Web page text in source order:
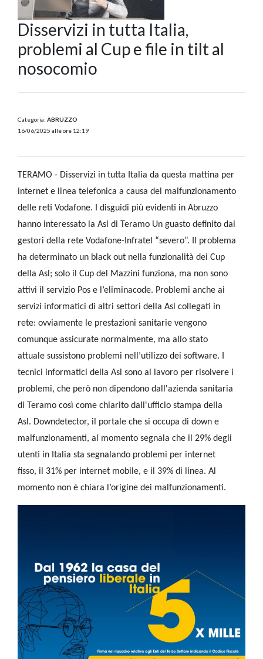
Disservizi in tutta Italia,
problemi al Cup e file in tilt al
nosocomio
Categoria: ABRUZZO
16/06/2025 alle ore 12:19
TERAMO - Disservizi in tutta Italia da questa mattina per
internet e linea telefonica a causa del malfunzionamento
delle reti Vodafone. I disguidi più evidenti in Abruzzo
hanno interessato la Asl di Teramo Un guasto definito dai
gestori della rete Vodafone-Infratel “severo”. Il problema
ha determinato un black out nella funzionalità dei Cup
della Asl; solo il Cup del Mazzini funziona, ma non sono
attivi il servizio Pos e l’eliminacode. Problemi anche ai
servizi informatici di altri settori della Asl collegati in
rete: ovviamente le prestazioni sanitarie vengono
comunque assicurate normalmente, ma allo stato
attuale sussistono problemi nell’utilizzo dei software. I
tecnici informatici della Asl sono al lavoro per risolvere i
problemi, che però non dipendono dall'azienda sanitaria
di Teramo così come chiarito dall'ufficio stampa della
Asl. Downdetector, il portale che si occupa di down e
malfunzionamenti, al momento segnala che il 29% degli
utenti in Italia sta segnalando problemi per internet
fisso, il 31% per internet mobile, e il 39% di linea. Al
momento non è chiara l’origine dei malfunzionamenti.